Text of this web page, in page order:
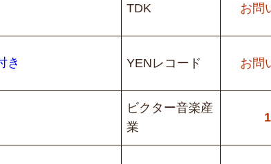
TDK お問
き YENレコード お問
ビクター音楽産
業